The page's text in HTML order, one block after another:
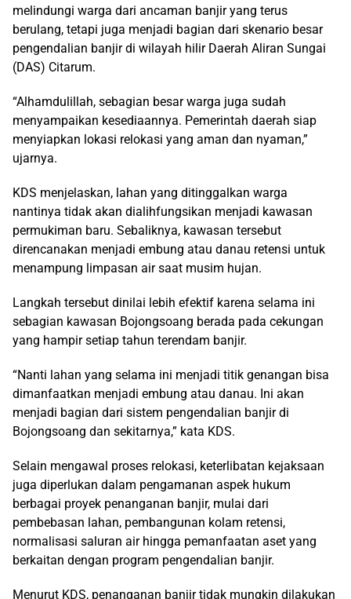
melindungi warga dari ancaman banjir yang terus
berulang, tetapi juga menjadi bagian dari skenario besar
pengendalian banjir di wilayah hilir Daerah Aliran Sungai
(DAS) Citarum.
“Alhamdulillah, sebagian besar warga juga sudah
menyampaikan kesediaannya. Pemerintah daerah siap
menyiapkan lokasi relokasi yang aman dan nyaman,”
ujarnya.
KDS menjelaskan, lahan yang ditinggalkan warga
nantinya tidak akan dialihfungsikan menjadi kawasan
permukiman baru. Sebaliknya, kawasan tersebut
direncanakan menjadi embung atau danau retensi untuk
menampung limpasan air saat musim hujan.
Langkah tersebut dinilai lebih efektif karena selama ini
sebagian kawasan Bojongsoang berada pada cekungan
yang hampir setiap tahun terendam banjir.
“Nanti lahan yang selama ini menjadi titik genangan bisa
dimanfaatkan menjadi embung atau danau. Ini akan
menjadi bagian dari sistem pengendalian banjir di
Bojongsoang dan sekitarnya,” kata KDS.
Selain mengawal proses relokasi, keterlibatan kejaksaan
juga diperlukan dalam pengamanan aspek hukum
berbagai proyek penanganan banjir, mulai dari
pembebasan lahan, pembangunan kolam retensi,
normalisasi saluran air hingga pemanfaatan aset yang
berkaitan dengan program pengendalian banjir.
Menurut KDS, penanganan banjir tidak mungkin dilakukan